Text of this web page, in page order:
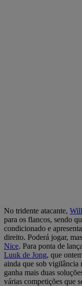
No tridente atacante,
para os flancos, sendo
condicionado e
direito. Poderá jogar,
Nice. Para ponta de
Luuk de Jong, que
ainda que sob vigilância
ganha mais duas
várias competições que